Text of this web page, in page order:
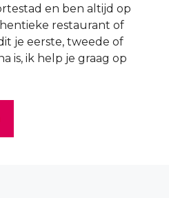
en ben altijd op
restaurant of
je eerste, tweede of
is, ik help je graag op